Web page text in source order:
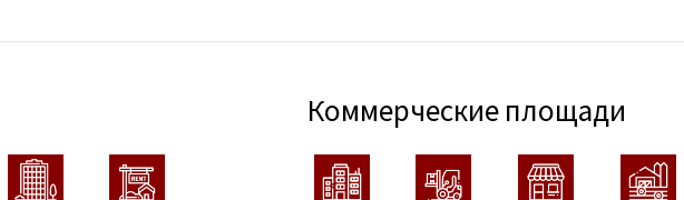
Коммерческие площади